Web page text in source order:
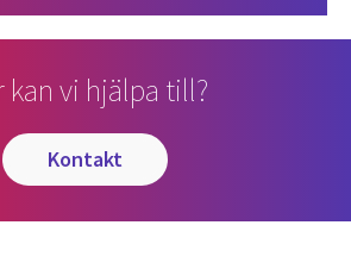
kan vi hjälpa till?
kontakt